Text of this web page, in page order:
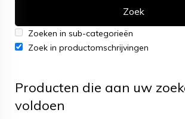
Zoek
Zoeken in sub-categorieën
Zoek in productomschrijvingen
Producten die aan uw
voldoen